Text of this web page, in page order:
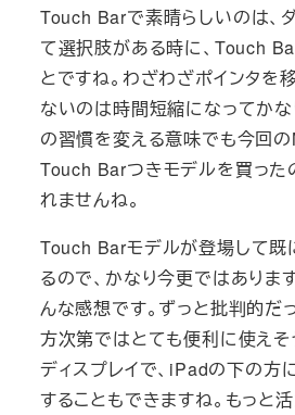
Touch Barで素晴らしいのは、
て選択肢がある時に、Touch
とですね。わざわざポインタを
ないのは時間短縮になってか
の習慣を変える意味でも今回
Touch Barつきモデルを買った
れませんね。
Touch Barモデルが登場して既
るので、かなり今更ではありま
んな感想です。ずっと批判的だ
方次第ではとても便利に使えそ
ディスプレイで、iPadの下の
することもできますね。もっと